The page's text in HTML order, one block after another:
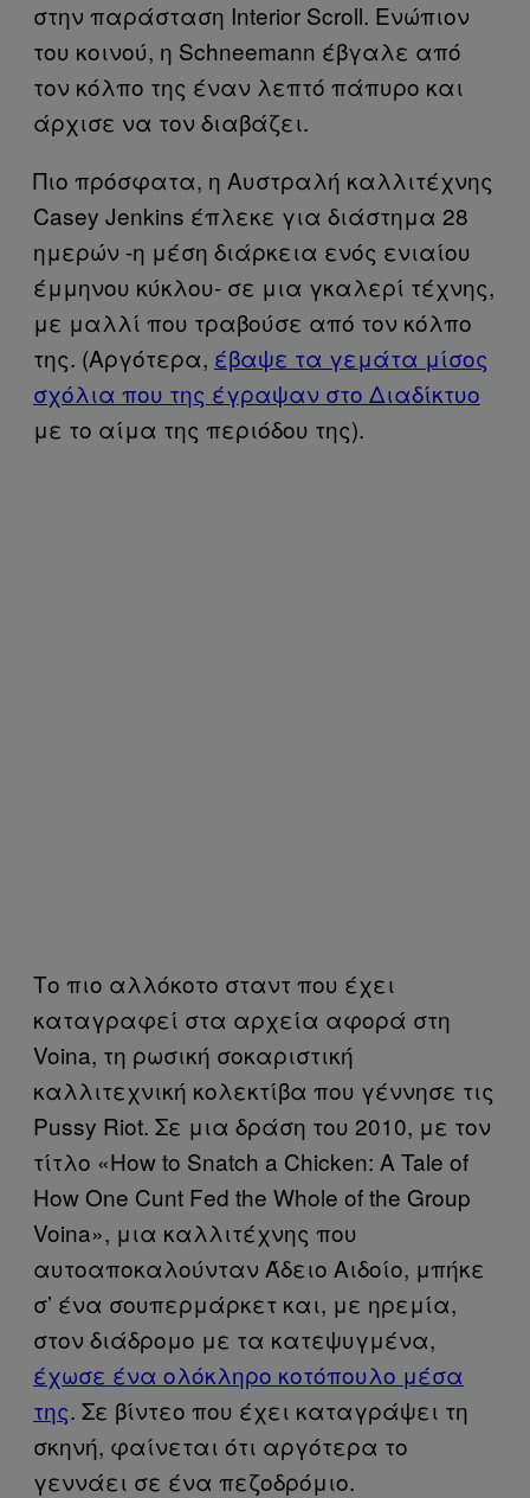
στην παράσταση Interior Scroll. Ενώπιον
του κοινού, η Schneemann έβγαλε από
τον κόλπο της έναν λεπτό πάπυρο και
άρχισε να τον διαβάζει.
Πιο πρόσφατα, η Αυστραλή καλλιτέχνης
Casey Jenkins έπλεκε για διάστημα 28
ημερών -η μέση διάρκεια ενός ενιαίου
έμμηνου κύκλου- σε μια γκαλερί τέχνης,
με μαλλί που τραβούσε από τον κόλπο
της. (Αργότερα, έβαψε τα γεμάτα μίσος
σχόλια που της έγραψαν στο Διαδίκτυο
με το αίμα της περιόδου της).
Το πιο αλλόκοτο σταντ που έχει
καταγραφεί στα αρχεία αφορά στη
Voina, τη ρωσική σοκαριστική
καλλιτεχνική κολεκτίβα που γέννησε τις
Pussy Riot. Σε μια δράση του 2010, με τον
τίτλο «How to Snatch a Chicken: A Tale of
How One Cunt Fed the Whole of the Group
Voina», μια καλλιτέχνης που
αυτοαποκαλούνταν Άδειο Αιδοίο, μπήκε
σ’ ένα σουπερμάρκετ και, με ηρεμία,
στον διάδρομο με τα κατεψυγμένα,
έχωσε ένα ολόκληρο κοτόπουλο μέσα
της. Σε βίντεο που έχει καταγράψει τη
σκηνή, φαίνεται ότι αργότερα το
γεννάει σε ένα πεζοδρόμιο.